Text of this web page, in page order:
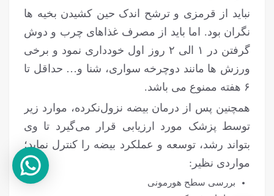
نباید از قرمزی و ترشح اندک حین کشیدن بخیه ها
نگران بود. اما باید از مصرف غذاهای چرب و دوش
گرفتن در ۱ الی ۲ روز اول خودداری نمود و برخی
ورزش ها مانند دوچرخه سواری، شنا و… حداقل تا
۶ هفته ممنوع می باشد.
همچنین پس از درمان بیضه نزول‌نکرده، موارد زیر
توسط پزشک مورد ارزیابی قرار می‌گیرد تا وی
بتواند رشد، توسعه و عملکرد بیضه را کنترل نماید؛
مواردی نظیر:
بررسی سطح هورمونی